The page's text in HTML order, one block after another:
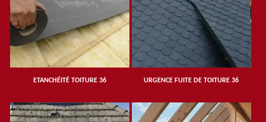
ETANCHÉITÉ TOITURE 36 URGENCE FUITE DE TOITURE 36